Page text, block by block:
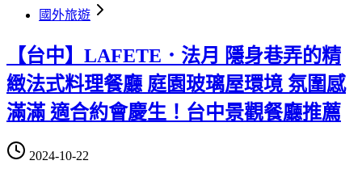
國外旅遊
【台中】LAFETE．法月 隱身巷弄的精
緻法式料理餐廳 庭園玻璃屋環境 氛圍感
滿滿 適合約會慶生！台中景觀餐廳推薦
2024-10-22